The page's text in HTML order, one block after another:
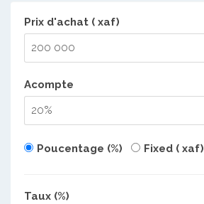
Prix d'achat ( xaf)
Acompte
Poucentage (%) Fixed ( xaf)
Taux (%)